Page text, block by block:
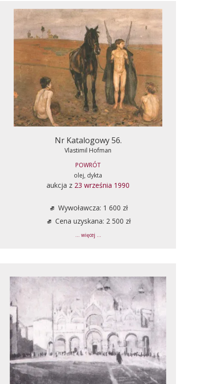
Nr Katalogowy 56.
Vlastimil Hofman
POWRÓT
olej, dykta
aukcja z 23 września 1990
Wywoławcza: 1 600 zł
Cena uzyskana: 2 500 zł
... więcej ...